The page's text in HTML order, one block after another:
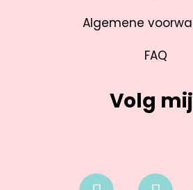
Algemene
FAQ
Volg